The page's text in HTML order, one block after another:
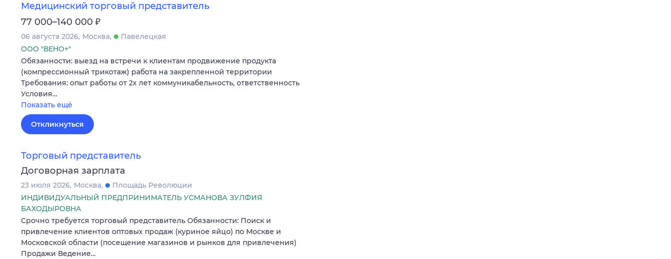
Медицинский торговый представитель
77 000–140 000 ₽
06 августа 2026 Москва
Павелецкая
ООО "ВЕНО+"
Обязанности: выезд на встречи к клиентам продвижение продукта
(компрессионный трикотаж) работа на закрепленной территории
Требования: опыт работы от 2х лет коммуникабельность, ответственность
Условия…
Показать ещё
Откликнуться
Торговый представитель
Договорная зарплата
23 июля 2026 Москва
Площадь Революции
ИНДИВИДУАЛЬНЫЙ ПРЕДПРИНИМАТЕЛЬ УСМАНОВА ЗУЛФИЯ
БАХОДЫРОВНА
Срочно требуется торговый представитель Обязанности: Поиск и
привлечение клиентов оптовых продаж (куриное яйцо) по Москве и
Московской области (посещение магазинов и рынков для привлечения)
Продажи Ведение…